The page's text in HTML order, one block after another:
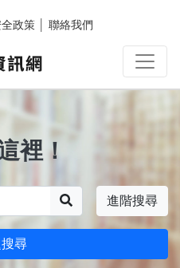
政策 聯絡我們
裡！
進階搜尋
尋